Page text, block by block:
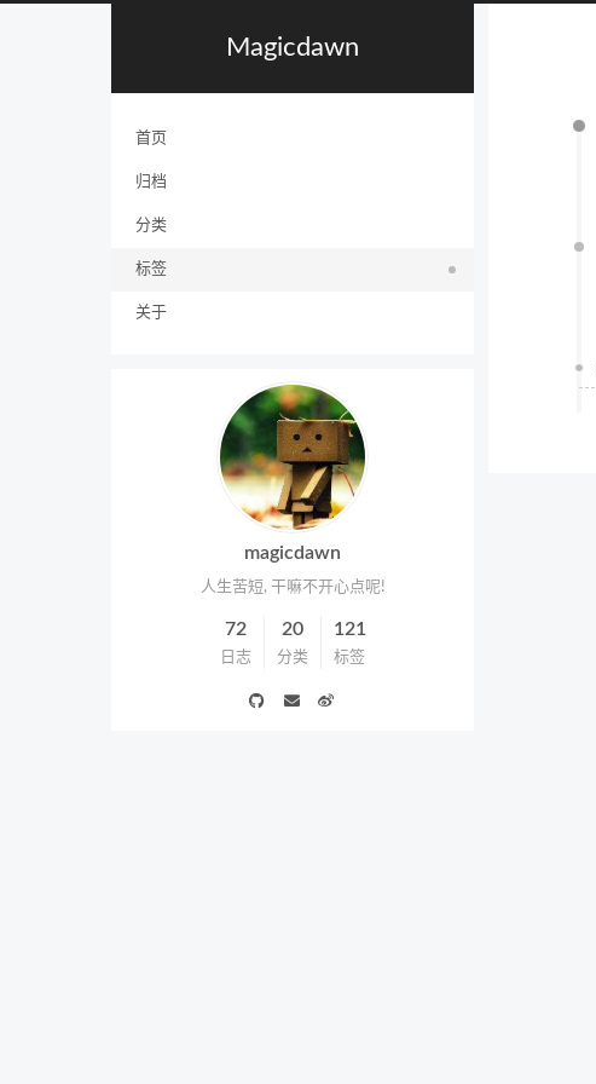
Magicdawn
首页
归档
分类
标签
关于
magicdawn
人生苦短, 干嘛不开心点呢!
72
日志
20
分类
121
标签